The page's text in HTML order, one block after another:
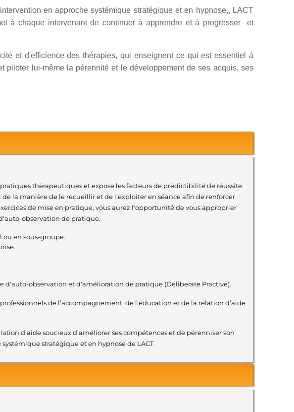
en approche systémique stratégique et en hypnose,, LACT
à chaque intervenant de continuer à apprendre et à progresser et
et d'efficience des thérapies, qui enseignent ce qui est essentiel à
piloter lui-même la pérennité et le développement de ses acquis, ses
thérapeutiques et expose les facteurs de prédictibilité de réussite
la manière de le recueillir et de l'exploiter en séance afin de renforcer
de mise en pratique, vous aurez l'opportunité de vous approprier
observation de pratique.
en sous-groupe.
d'auto-observation et d'amélioration de pratique (Déliberate Practive).
de l’accompagnement, de l’éducation et de la relation d’aide
d'aide soucieux d'améliorer ses compétences et de pérenniser son
stratégique et en hypnose de LACT.